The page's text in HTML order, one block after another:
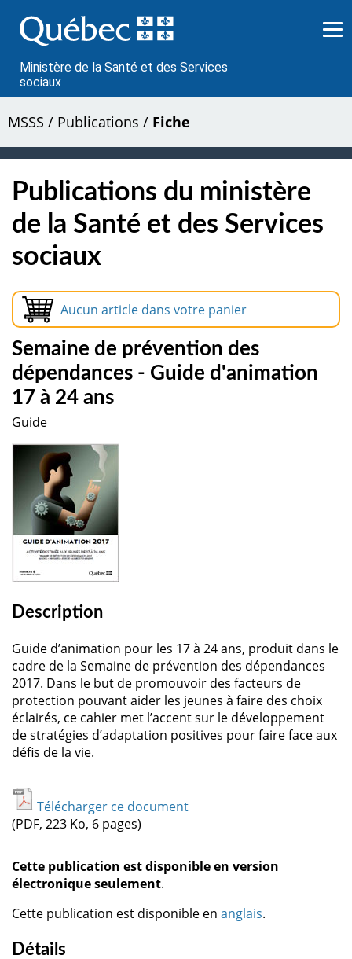
au
contenu
Ministère de la Santé et des Services
sociaux
MSSS / Publications / Fiche
Publications du ministère
de la Santé et des Services
sociaux
Aucun article dans votre panier
Semaine de prévention des
dépendances - Guide d'animation
17 à 24 ans
Guide
Description
Guide d’animation pour les 17 à 24 ans, produit dans le
cadre de la Semaine de prévention des dépendances
2017. Dans le but de promouvoir des facteurs de
protection pouvant aider les jeunes à faire des choix
éclairés, ce cahier met l’accent sur le développement
de stratégies d’adaptation positives pour faire face aux
défis de la vie.
Télécharger ce document
(PDF, 223 Ko, 6 pages)
Cette publication est disponible en version
électronique seulement.
Cette publication est disponible en anglais.
Détails